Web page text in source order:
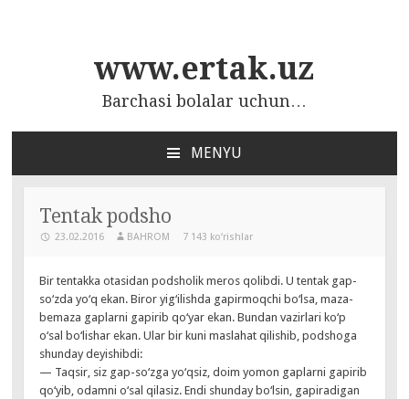
www.ertak.uz
Barchasi bolalar uchun…
MENYU
СОДЕРЖАНИЮ
Tentak podsho
23.02.2016 BAHROM 7 143 ko‘rishlar
Bir tentakka otasidan podsholik meros qolibdi. U tentak gap-
so‘zda yo‘q ekan. Biror yig‘ilishda gapirmoqchi bo‘lsa, maza-
bemaza gaplarni gapirib qo‘yar ekan. Bundan vazirlari ko‘p
o‘sal bo‘lishar ekan. Ular bir kuni maslahat qilishib, podshoga
shunday deyishibdi:
— Taqsir, siz gap-so‘zga yo‘qsiz, doim yomon gaplarni gapirib
qo‘yib, odamni o‘sal qilasiz. Endi shunday bo‘lsin, gapiradigan